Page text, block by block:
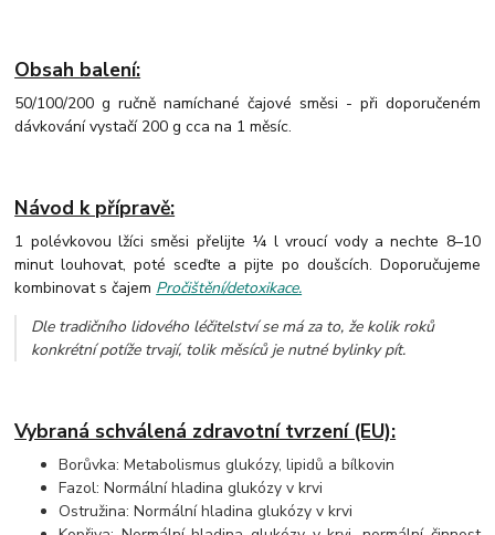
Obsah balení:
50/100/200 g ručně namíchané čajové směsi - při doporučeném
dávkování vystačí 200 g cca na 1 měsíc.
Návod k přípravě:
1 polévkovou lžíci směsi přelijte ¼ l vroucí vody a nechte 8–10
minut louhovat, poté sceďte a pijte po doušcích. Doporučujeme
kombinovat s čajem Pročištění/detoxikace.
Dle tradičního lidového léčitelství se má za to, že kolik roků
konkrétní potíže trvají, tolik měsíců je nutné bylinky pít.
Vybraná schválená zdravotní tvrzení (EU):
Borůvka: Metabolismus glukózy, lipidů a bílkovin
Fazol: Normální hladina glukózy v krvi
Ostružina: Normální hladina glukózy v krvi